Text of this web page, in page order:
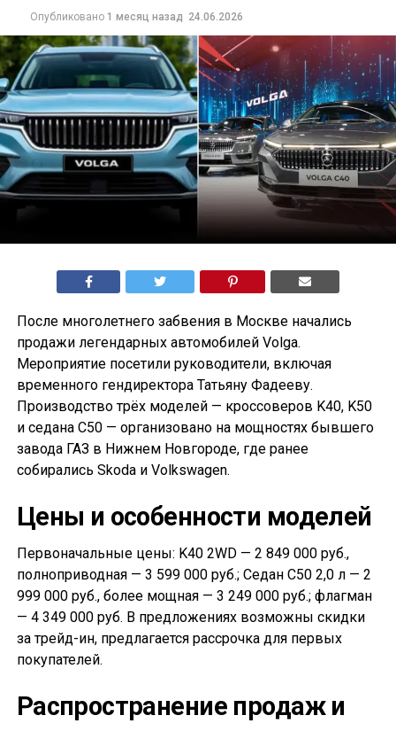
Опубликовано 1 месяц назад 24.06.2026
После многолетнего забвения в Москве начались
продажи легендарных автомобилей Volga.
Мероприятие посетили руководители, включая
временного гендиректора Татьяну Фадееву.
Производство трёх моделей — кроссоверов K40, K50
и седана С50 — организовано на мощностях бывшего
завода ГАЗ в Нижнем Новгороде, где ранее
собирались Skoda и Volkswagen.
Цены и особенности моделей
Первоначальные цены: K40 2WD — 2 849 000 руб.,
полноприводная — 3 599 000 руб.; Седан С50 2,0 л — 2
999 000 руб., более мощная — 3 249 000 руб.; флагман
— 4 349 000 руб. В предложениях возможны скидки
за трейд-ин, предлагается рассрочка для первых
покупателей.
Распространение продаж и